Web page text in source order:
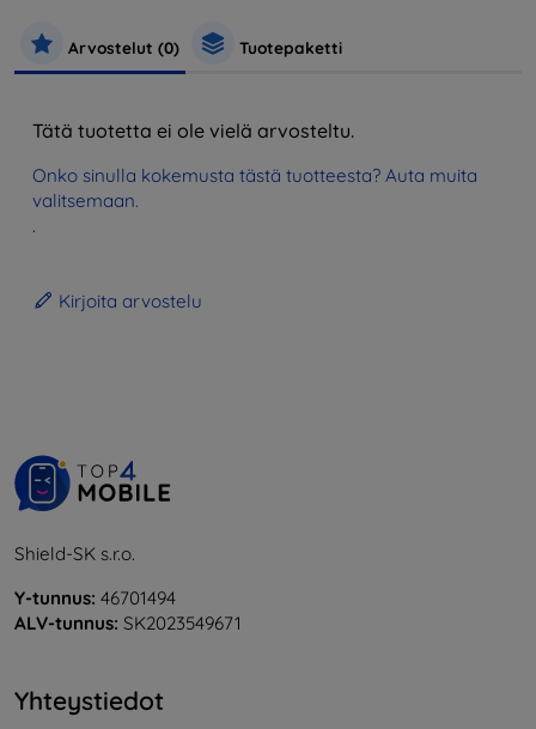
Arvostelut (0) Tuotepaketti
Tätä tuotetta ei ole vielä arvosteltu.
Onko sinulla kokemusta tästä tuotteesta? Auta muita
valitsemaan.
.
Kirjoita arvostelu
Shield-SK s.r.o.
Y-tunnus: 46701494
ALV-tunnus: SK2023549671
Yhteystiedot